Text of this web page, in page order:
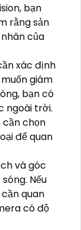
bạn
rằng sản
của
xác định
giám
bạn có
ngoài trời.
cần chọn
để quan
và góc
Nếu
quan
có độ